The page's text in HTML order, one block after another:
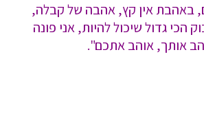
באהבת אין קץ, אהבה של קבלה,
הכי גדול שיכול להיות, אני פונה
אותך, אוהב אתכם".